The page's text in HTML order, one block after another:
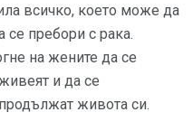
всичко, което може да
се пребори с рака.
на жените да се
и да се
живота си.